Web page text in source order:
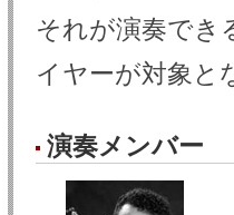
それが演奏でき
イヤーが対象と
演奏メンバー